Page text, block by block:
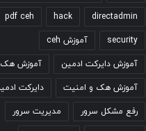
directadmin
hack
pdf ceh
security آموزش ceh
آموزش دایرکت ادمین آموزش هک
آموزش هک و امنیت دایرکت
رفع مشکل سرور مدیریت سرور